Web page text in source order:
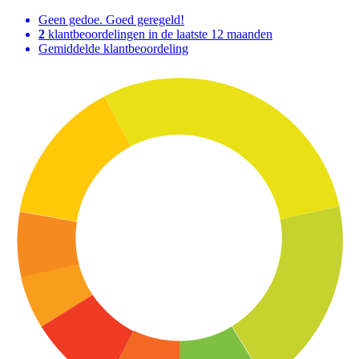
Geen gedoe. Goed geregeld!
2 klantbeoordelingen in de laatste 12 maanden
Gemiddelde klantbeoordeling